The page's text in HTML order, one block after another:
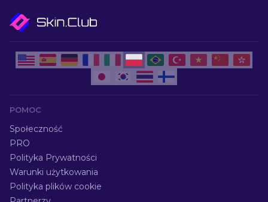
POMOC
Społeczność
PRO
Polityka Prywatności
Warunki użytkowania
Polityka plików cookie